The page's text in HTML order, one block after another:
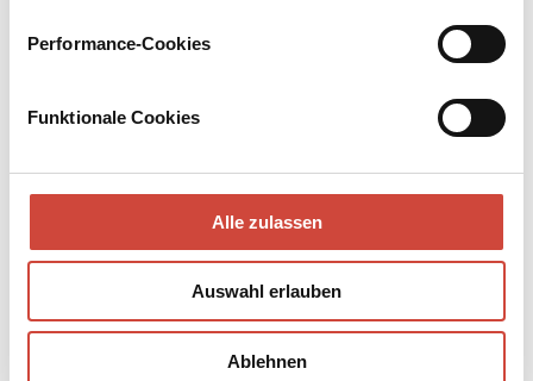
Performance-Cookies
Funktionale Cookies
Alle zulassen
Auswahl erlauben
Ablehnen